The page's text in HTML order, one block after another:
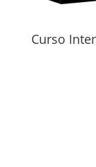
Curso